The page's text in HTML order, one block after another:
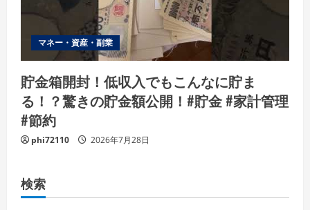
マネー・資産・副業
貯金箱開封！低収入でもこんなに貯ま
る！？驚きの貯金額公開！#貯金 #家計管理
#節約
phi72110 2026年7月28日
検索